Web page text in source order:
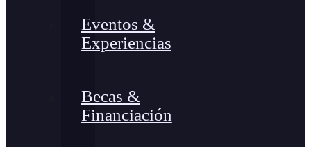
Eventos &
Experiencias
Becas &
Financiación